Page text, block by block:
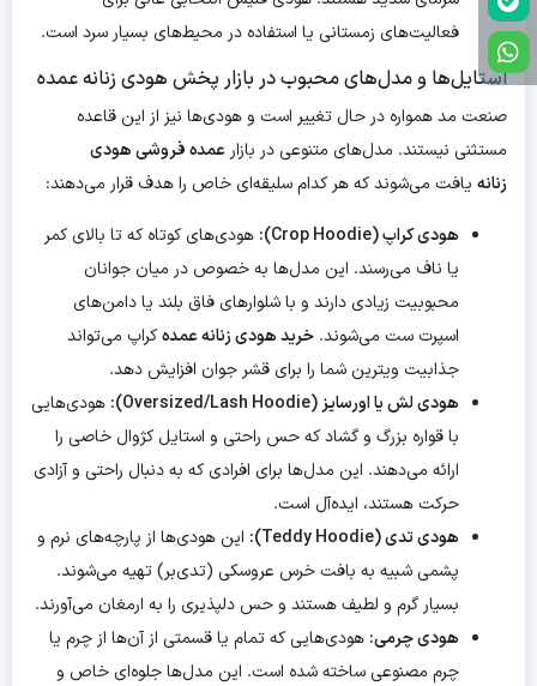
فعالیت‌های زمستانی یا استفاده در محیط‌های بسیار سرد است.
استایل‌ها و مدل‌های محبوب در بازار پخش هودی زنانه عمده
صنعت مد همواره در حال تغییر است و هودی‌ها نیز از این قاعده
مستثنی نیستند. مدل‌های متنوعی در بازار عمده فروشی هودی
زنانه یافت می‌شوند که هر کدام سلیقه‌ای خاص را هدف قرار می‌دهند:
هودی کراپ (Crop Hoodie):
هودی‌های کوتاه که تا بالای کمر
یا ناف می‌رسند. این مدل‌ها به خصوص در میان جوانان
محبوبیت زیادی دارند و با شلوارهای فاق بلند یا دامن‌های
اسپرت ست می‌شوند. خرید هودی زنانه عمدهکراپ می‌تواند
جذابیت ویترین شما را برای قشر جوان افزایش دهد.
هودی لش یا اورسایز (Oversized/Lash Hoodie):
هودی‌هایی
با قواره بزرگ و گشاد که حس راحتی و استایل کژوال خاصی را
ارائه می‌دهند. این مدل‌ها برای افرادی که به دنبال راحتی و آزادی
حرکت هستند، ایده‌آل است.
هودی تدی (Teddy Hoodie):
این هودی‌ها از پارچه‌های نرم و
پشمی شبیه به بافت خرس عروسکی (تدی‌بر) تهیه می‌شوند.
بسیار گرم و لطیف هستند و حس دلپذیری را به ارمغان می‌آورند.
هودی چرمی: هودی‌هایی که تمام یا قسمتی از آن‌ها از چرم یا
چرم مصنوعی ساخته شده است. این مدل‌ها جلوه‌ای خاص و